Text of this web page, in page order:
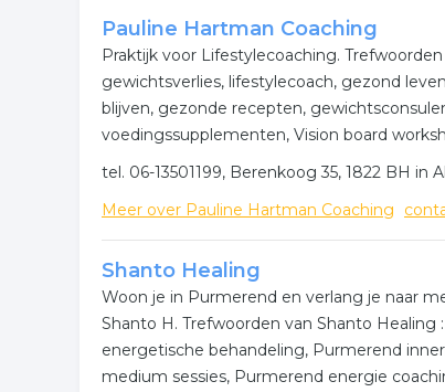
Pauline Hartman Coaching
Praktijk voor Lifestylecoaching.
gewichtsverlies, lifestylecoach, gezond
blijven, gezonde recepten,
voedingssupplementen, Vision board
tel. 06-13501199, Berenkoog 35, 1822 BH in
Meer over Pauline Hartman Coaching
Shanto Healing
Woon je in Purmerend en verlang je naar
Shanto H. Trefwoorden van Shanto
energetische behandeling, Purmerend
medium sessies, Purmerend energie